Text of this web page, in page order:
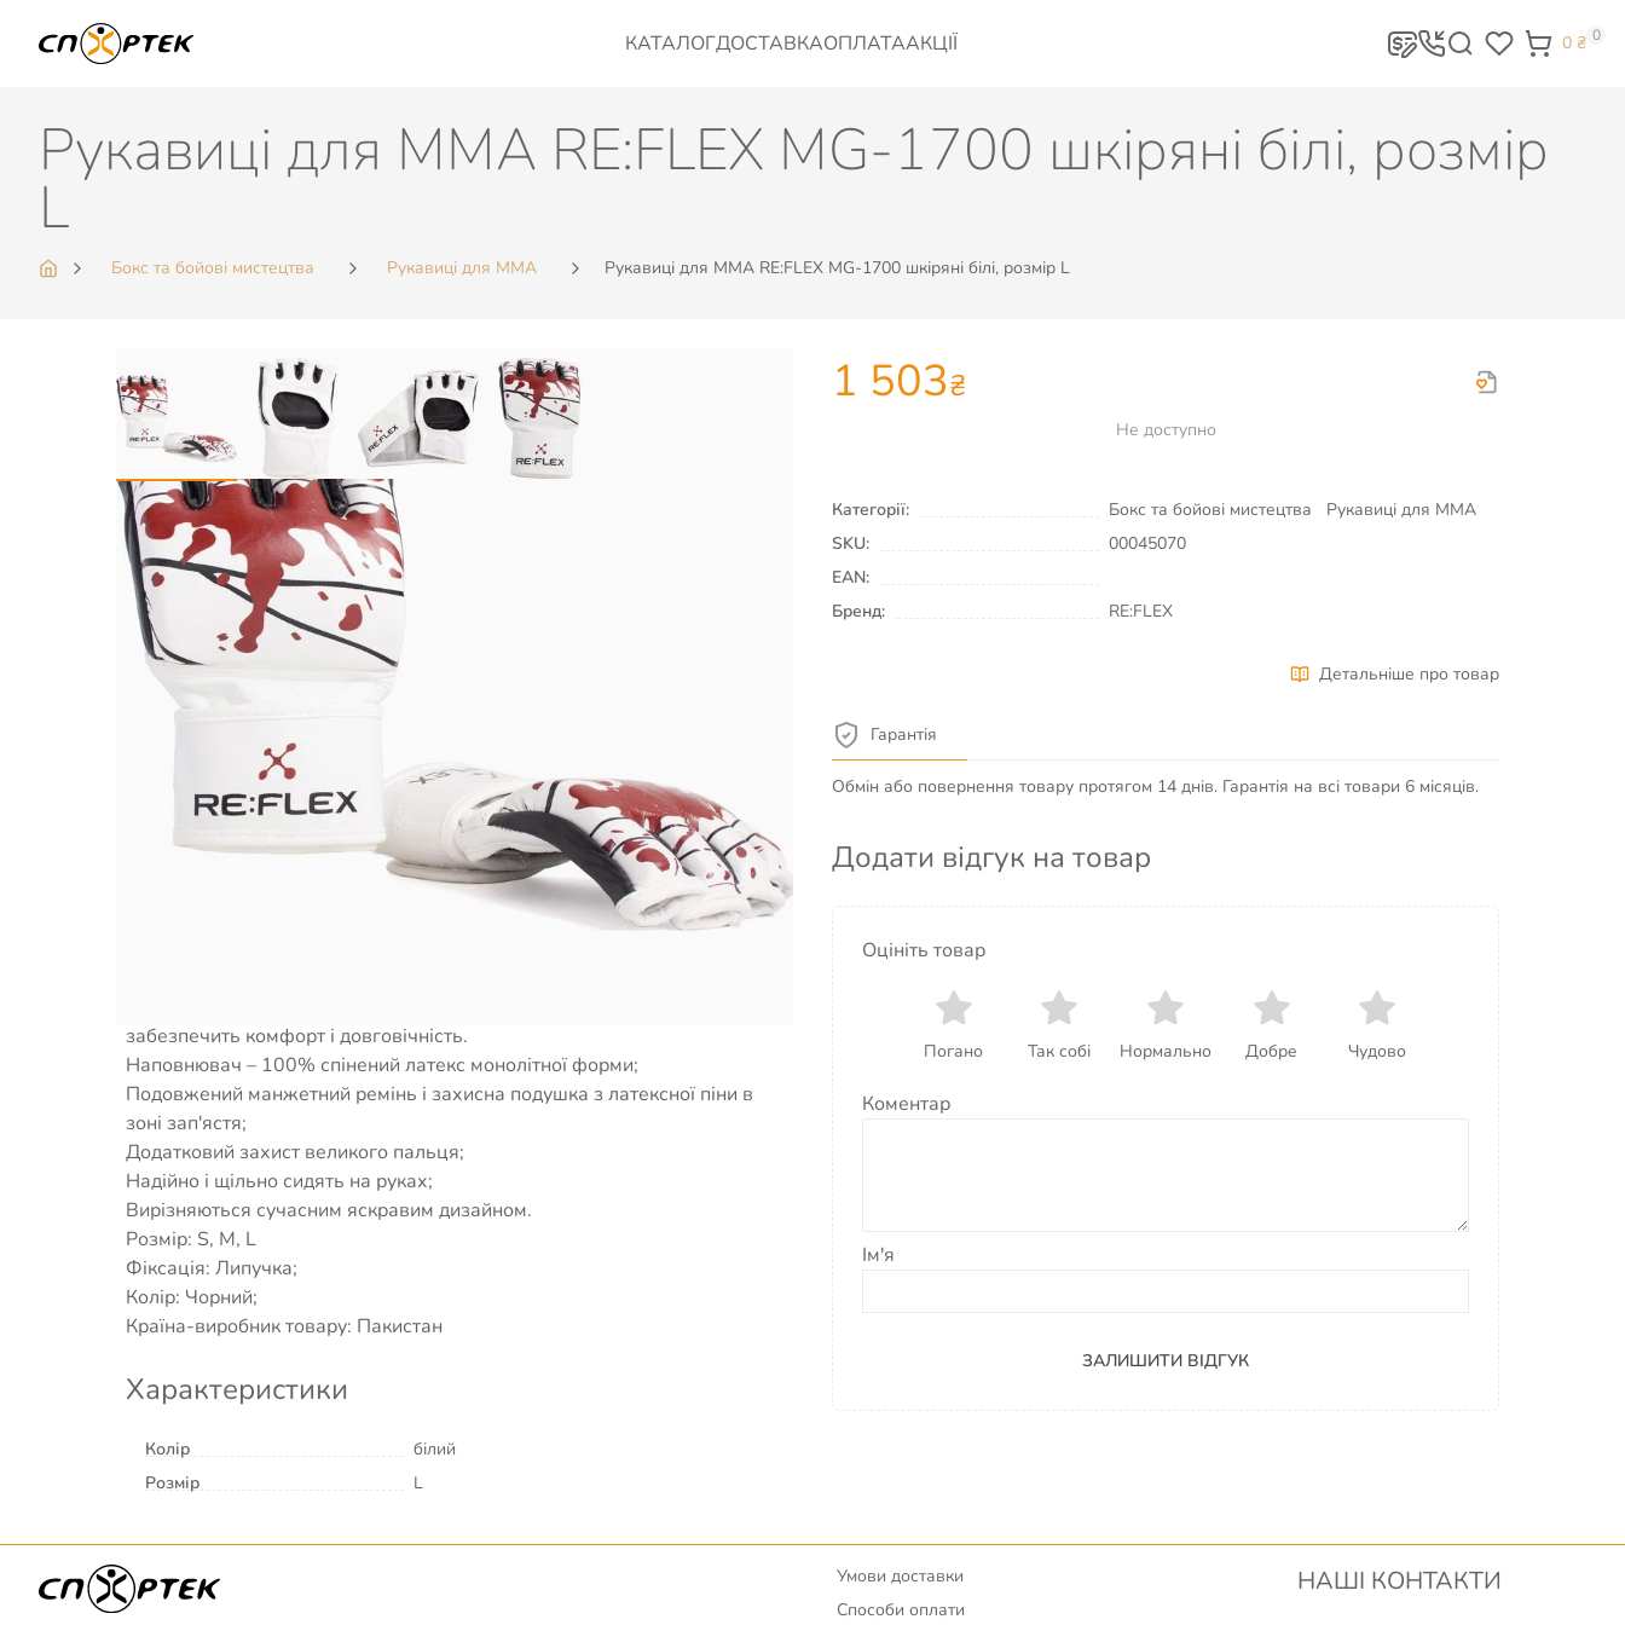
КАТАЛОГДОСТАВКАОПЛАТААКЦІЇ 0 ₴ 0
Рукавиці для MMA RE:FLEX MG-1700 шкіряні білі, розмір
L
Бокс та бойові мистецтва Рукавиці для MMA Рукавиці для MMA RE:FLEX MG-1700 шкіряні білі, розмір L
1 503₴
Не доступно
Категорії: Бокс та бойові мистецтва
Рукавиці для MMA
SKU:
00045070
EAN:
Бренд:
RE:FLEX
Детальніше про товар
Гарантія
Обмін або повернення товару протягом 14 днів. Гарантія на всі товари 6 місяців.
Опис товару
Рукавички призначені для тренувань ММА. Використовуються при
забезпечить комфорт і довговічність.
Наповнювач – 100% спінений латекс монолітної форми;
Подовжений манжетний ремінь і захисна подушка з латексної піни в
зоні зап'ястя;
Додатковий захист великого пальця;
Надійно і щільно сидять на руках;
Вирізняються сучасним яскравим дизайном.
Розмір: S, M, L
Фіксація: Липучка;
Колір: Чорний;
Країна-виробник товару: Пакистан
Характеристики
Колір
білий
Розмір
L
Додати відгук на товар
Оцініть товар
Погано Так собі Нормально Добре Чудово
Коментар
Ім'я
ЗАЛИШИТИ ВІДГУК
Умови доставки
Способи оплати
НАШІ КОНТАКТИ